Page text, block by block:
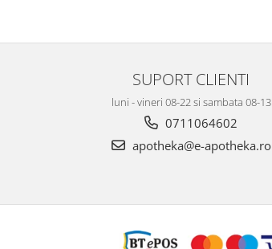
SUPORT CLIENTI
luni - vineri 08-22 si sambata 08-13
0711064602
apotheka@e-apotheka.ro